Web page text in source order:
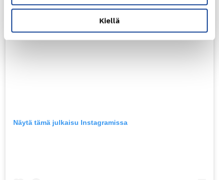
Kiellä
Näytä tämä julkaisu Instagramissa